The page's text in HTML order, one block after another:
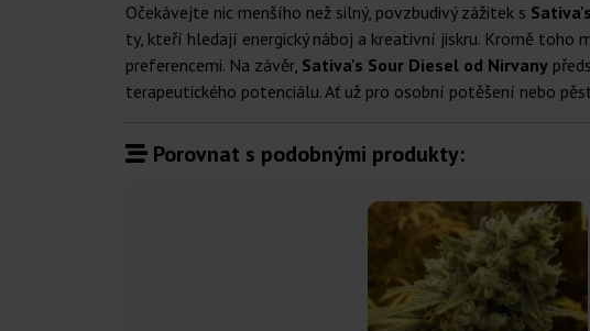
Očekávejte nic menšího než silný, povzbudivý zážitek s
ty, kteří hledají energický náboj a kreativní jiskru. Kromě
preferencemi. Na závěr, Sativa's Sour Diesel od Nirvany
terapeutického potenciálu. Ať už pro osobní potěšení nebo
Porovnat s podobnými produkty: